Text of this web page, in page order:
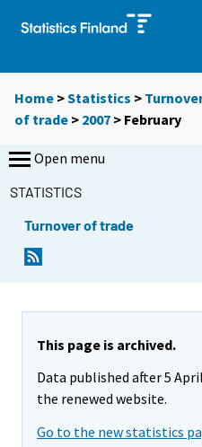
Home >Statistics >
of trade > 2007 > February
Open menu
STATISTICS
Turnover of trade
This page is archived.
Data published after 5
the renewed website.
Go to the new statistics